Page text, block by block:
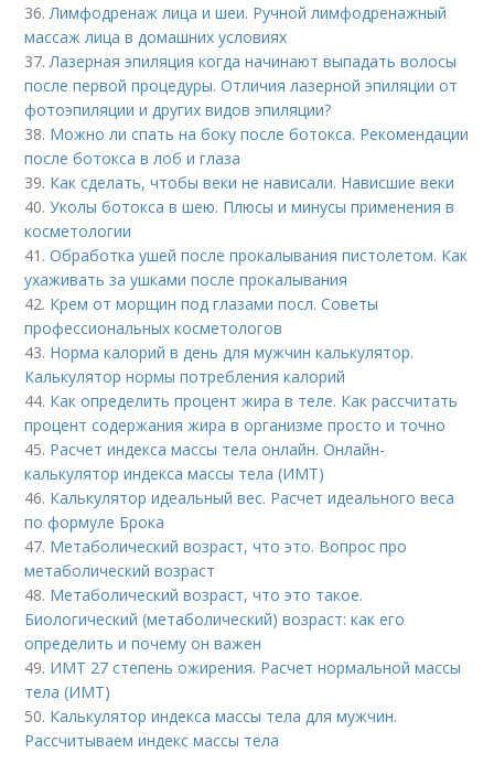
36. Лимфодренаж лица и шеи. Ручной лимфодренажный
массаж лица в домашних условиях
37. Лазерная эпиляция когда начинают выпадать волосы
после первой процедуры. Отличия лазерной эпиляции от
фотоэпиляции и других видов эпиляции?
38. Можно ли спать на боку после ботокса. Рекомендации
после ботокса в лоб и глаза
39. Как сделать, чтобы веки не нависали. Нависшие веки
40.Уколы ботокса в шею. Плюсы и минусы применения в
косметологии
41.Обработка ушей после прокалывания пистолетом. Как
ухаживать за ушками после прокалывания
42. Крем от морщин под глазами посл. Советы
профессиональных косметологов
43. Норма калорий в день для мужчин калькулятор.
Калькулятор нормы потребления калорий
44. Как определить процент жира в теле. Как рассчитать
процент содержания жира в организме просто и точно
45. Расчет индекса массы тела онлайн. Онлайн-
калькулятор индекса массы тела (ИМТ)
46. Калькулятор идеальный вес. Расчет идеального веса
по формуле Брока
47. Метаболический возраст, что это. Вопрос про
метаболический возраст
48. Метаболический возраст, что это такое.
Биологический (метаболический) возраст: как его
определить и почему он важен
49. ИМТ 27 степень ожирения. Расчет нормальной массы
тела (ИМТ)
50. Калькулятор индекса массы тела для мужчин.
Рассчитываем индекс массы тела